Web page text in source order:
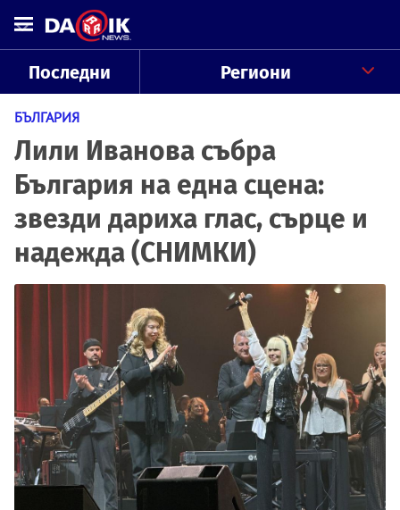
Последни Региони
БЪЛГАРИЯ
Лили Иванова събра
България на една сцена:
звезди дариха глас, сърце и
надежда (СНИМКИ)